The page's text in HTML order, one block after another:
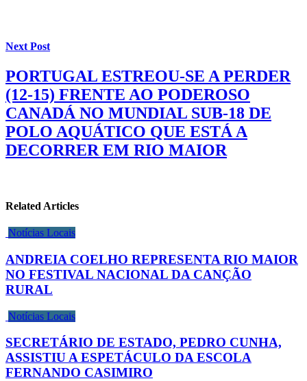
Next Post
PORTUGAL ESTREOU-SE A PERDER
(12-15) FRENTE AO PODEROSO
CANADÁ NO MUNDIAL SUB-18 DE
POLO AQUÁTICO QUE ESTÁ A
DECORRER EM RIO MAIOR
Related Articles
Notícias Locais
ANDREIA COELHO REPRESENTA RIO MAIOR
NO FESTIVAL NACIONAL DA CANÇÃO
RURAL
Notícias Locais
SECRETÁRIO DE ESTADO, PEDRO CUNHA,
ASSISTIU A ESPETÁCULO DA ESCOLA
FERNANDO CASIMIRO